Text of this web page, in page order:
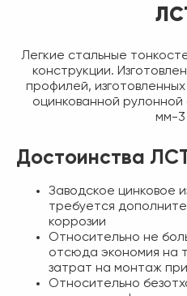
Легкие стальные
конструкции.
профилей,
оцинкованной
мм-3
Достоинства
Заводское цинковое
требуется
коррозии
Относительно не
отсюда экономия на
затрат на монтаж
Относительно